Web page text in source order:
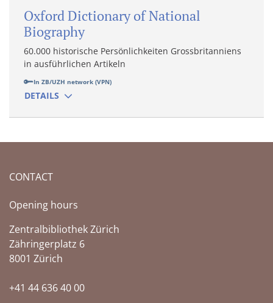
Oxford Dictionary of National
Biography
60.000 historische Persönlichkeiten Grossbritanniens
in ausführlichen Artikeln
DETAILS
In ZB/UZH network (VPN)
CONTACT
Opening hours
Zentralbibliothek Zürich
Zähringerplatz 6
8001 Zürich
+41 44 636 40 00